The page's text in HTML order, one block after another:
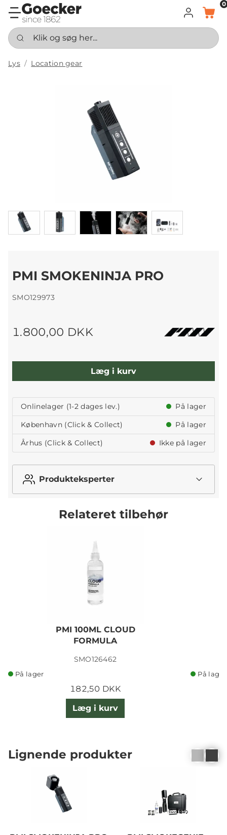
LOG INDKURV
0
Klik og søg her...
Lys Location gear
PMI SMOKENINJA PRO
SMO129973
1.800,00 DKK
Læg i kurv
Onlinelager (1-2 dages lev.)
På lager
København (Click & Collect)
På lager
Århus (Click & Collect)
Ikke på lager
Produkteksperter
Relateret tilbehør
PMI 100ML CLOUD
FORMULA
SMO126462
På lager
182,50 DKK
Læg i kurv
På lager
Lignende produkter